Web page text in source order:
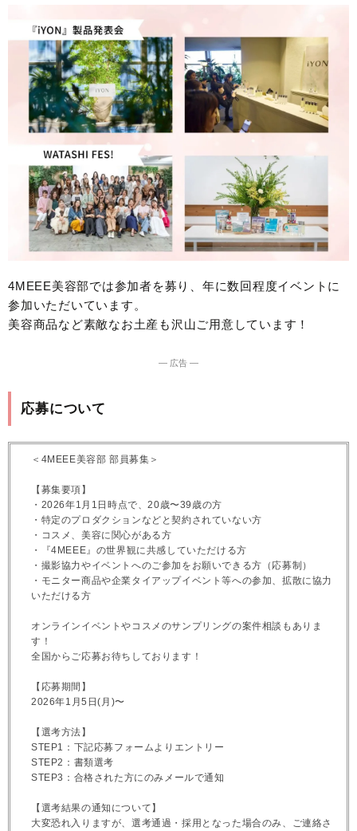
4MEEE美容部では参加者を募り、年に数回程度イベントに
参加いただいています。
美容商品など素敵なお土産も沢山ご用意しています！
― 広告 ―
応募について
＜4MEEE美容部 部員募集＞
【募集要項】
・2026年1月1日時点で、20歳〜39歳の方
・特定のプロダクションなどと契約されていない方
・コスメ、美容に関心がある方
・『4MEEE』の世界観に共感していただける方
・撮影協力やイベントへのご参加をお願いできる方（応募制）
・モニター商品や企業タイアップイベント等への参加、拡散に協力
いただける方
オンラインイベントやコスメのサンプリングの案件相談もありま
す！
全国からご応募お待ちしております！
【応募期間】
2026年1月5日(月)〜
【選考方法】
STEP1：下記応募フォームよりエントリー
STEP2：書類選考
STEP3：合格された方にのみメールで通知
【選考結果の通知について】
大変恐れ入りますが、選考通過・採用となった場合のみ、ご連絡さ